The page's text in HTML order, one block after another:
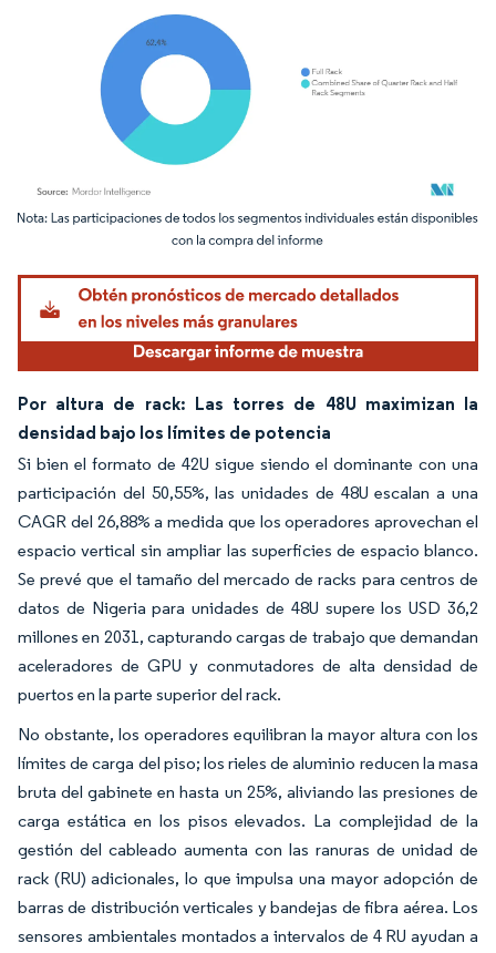
Imagen © Mordor Intelligence. El uso requiere atribución según CC BY 4.0.
Por altura de rack: Las torres de 48U maximizan la
densidad bajo los límites de potencia
Si bien el formato de 42U sigue siendo el dominante con una
participación del 50,55%, las unidades de 48U escalan a una
CAGR del 26,88% a medida que los operadores aprovechan el
espacio vertical sin ampliar las superficies de espacio blanco.
Se prevé que el tamaño del mercado de racks para centros de
datos de Nigeria para unidades de 48U supere los USD 36,2
millones en 2031, capturando cargas de trabajo que demandan
aceleradores de GPU y conmutadores de alta densidad de
puertos en la parte superior del rack.
No obstante, los operadores equilibran la mayor altura con los
límites de carga del piso; los rieles de aluminio reducen la masa
bruta del gabinete en hasta un 25%, aliviando las presiones de
carga estática en los pisos elevados. La complejidad de la
gestión del cableado aumenta con las ranuras de unidad de
rack (RU) adicionales, lo que impulsa una mayor adopción de
barras de distribución verticales y bandejas de fibra aérea. Los
sensores ambientales montados a intervalos de 4 RU ayudan a